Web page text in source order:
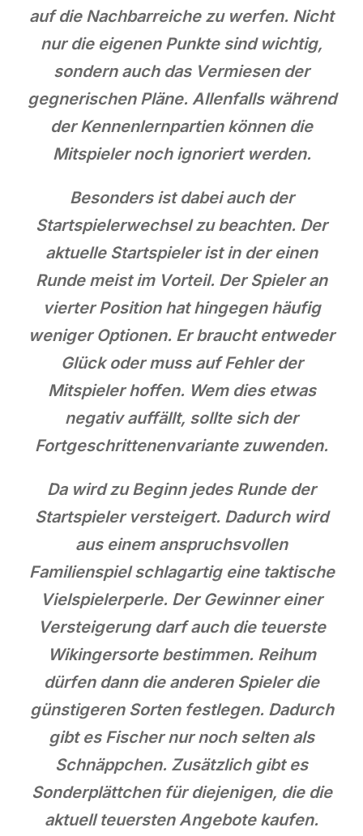
auf die Nachbarreiche zu werfen. Nicht
nur die eigenen Punkte sind wichtig,
sondern auch das Vermiesen der
gegnerischen Pläne. Allenfalls während
der Kennenlernpartien können die
Mitspieler noch ignoriert werden.
Besonders ist dabei auch der
Startspielerwechsel zu beachten. Der
aktuelle Startspieler ist in der einen
Runde meist im Vorteil. Der Spieler an
vierter Position hat hingegen häufig
weniger Optionen. Er braucht entweder
Glück oder muss auf Fehler der
Mitspieler hoffen. Wem dies etwas
negativ auffällt, sollte sich der
Fortgeschrittenenvariante zuwenden.
Da wird zu Beginn jedes Runde der
Startspieler versteigert. Dadurch wird
aus einem anspruchsvollen
Familienspiel schlagartig eine taktische
Vielspielerperle. Der Gewinner einer
Versteigerung darf auch die teuerste
Wikingersorte bestimmen. Reihum
dürfen dann die anderen Spieler die
günstigeren Sorten festlegen. Dadurch
gibt es Fischer nur noch selten als
Schnäppchen. Zusätzlich gibt es
Sonderplättchen für diejenigen, die die
aktuell teuersten Angebote kaufen.